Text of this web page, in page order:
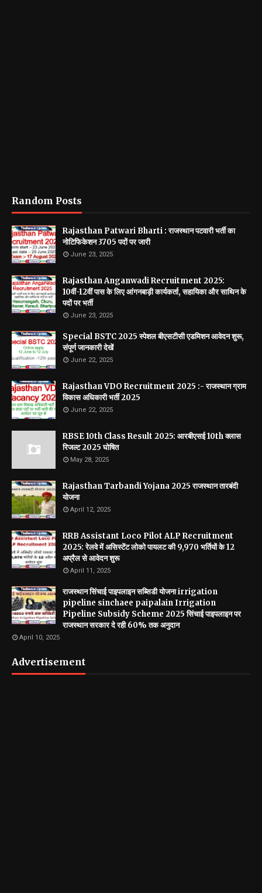
Random Posts
Rajasthan Patwari Bharti : राजस्थान पटवारी भर्ती का
नोटिफिकेशन 3705 पदों पर जारी
June 23, 2025
Rajasthan Anganwadi Recruitment 2025:
10वीं-12वीं पास के लिए आंगनबाड़ी कार्यकर्ता, सहायिका और साथिन के
पदों पर भर्ती
June 23, 2025
Special BSTC 2025 स्पेशल बीएसटीसी एडमिशन आवेदन शुरू,
संपूर्ण जानकारी देखें
June 22, 2025
Rajasthan VDO Recruitment 2025 :- राजस्थान ग्राम
विकास अधिकारी भर्ती 2025
June 22, 2025
RBSE 10th Class Result 2025: आरबीएसई 10th क्लास
रिजल्ट 2025 घोषित
May 28, 2025
Rajasthan Tarbandi Yojana 2025 राजस्थान तारबंदी
योजना
April 12, 2025
RRB Assistant Loco Pilot ALP Recruitment
2025: रेलवे में असिस्टेंट लोको पायलट की 9,970 भर्तियों के 12
अप्रैल से आवेदन शुरू
April 11, 2025
राजस्थान सिंचाई पाइपलाइन सब्सिडी योजना irrigation
pipeline sinchaee paipalain Irrigation
Pipeline Subsidy Scheme 2025 सिंचाई पाइपलाइन पर
राजस्थान सरकार दे रही 60% तक अनुदान
April 10, 2025
Advertisement